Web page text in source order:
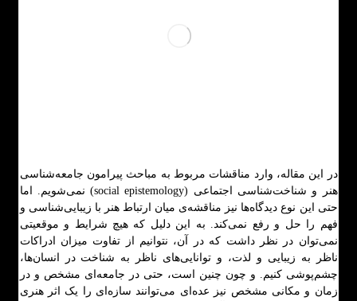
در این مقاله، وارد مناقشات مربوط به مباحث پیرامون جامعه‌شناسی
هنر و شناخت‌شناسی اجتماعی (social epistemology) نمی‌شویم. اما
حتی این نوع دیدگاه‌ها نیز مناقشه‌ی میان ارتباط هنر با زیبایی‌شناسی و
فهم را حل و رفع نمی‌کند. به این دلیل که هیچ شرایط و موقعیتی
نمی‌توان در نظر داشت که در آن، نتوانیم از تفاوت میزان ادراکات
ناظر به زیبایی و لذت، و توانایی‌های ناظر به شناخت در انسان‌ها،
چشم‌پوشی کنیم. و چون چنین است، حتی در جامعه‌ای مشخص و در
زمان و مکانی مشخص نیز عده‌ای می‌توانند سازه‌ای را یک اثر هنری